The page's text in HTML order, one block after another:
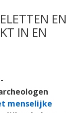
EN
IN EN
menselijke